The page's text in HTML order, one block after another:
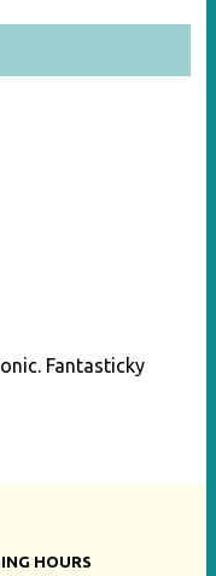
Fantasticky
HOURS